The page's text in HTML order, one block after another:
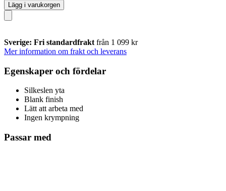
Lägg i varukorgen
Sverige: Fri standardfrakt från 1 099 kr
Mer information om frakt och leverans
Egenskaper och fördelar
Silkeslen yta
Blank finish
Lätt att arbeta med
Ingen krympning
Passar med